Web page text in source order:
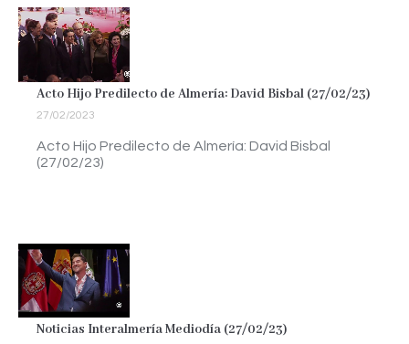
Acto Hijo Predilecto de Almería: David Bisbal (27/02/23)
27/02/2023
Acto Hijo Predilecto de Almería: David Bisbal
(27/02/23)
Noticias Interalmería Mediodía (27/02/23)